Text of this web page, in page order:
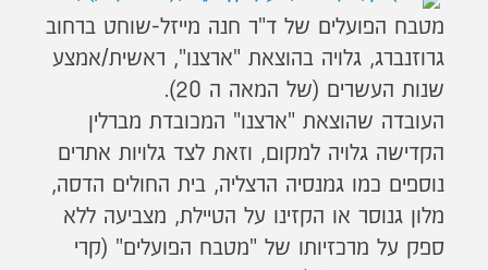
מטבח הפועלים של ד"ר חנה מייזל-שוחט ברחוב
גרוזנברג, גלויה בהוצאת "ארצנו", ראשית/אמצע
שנות העשרים (של המאה ה 20).
העובדה שהוצאת "ארצנו" המכובדת מברלין
הקדישה גלויה למקום, וזאת לצד גלויות אתרים
נוספים כמו גמנסיה הרצליה, בית החולים הדסה,
מלון גנוסר או הקזינו על הטיילת, מצביעה ללא
ספק על מרכזיותו של "מטבח הפועלים" (קרי